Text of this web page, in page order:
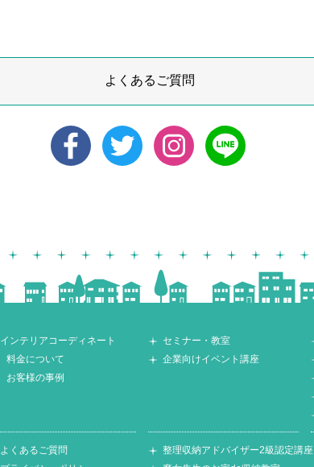
よくあるご質問
インテリアコーディネート
料金について
お客様の事例
セミナー・教室
企業向けイベント講座
よくあるご質問
整理収納アドバイザー2級認定講座